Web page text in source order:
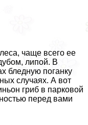
чаще всего ее
липой. В
бледную поганку
случаях. А вот
гриб в парковой
перед вами